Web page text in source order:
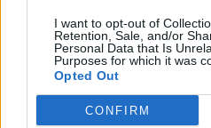
I want to opt-out of
Retention, Sale, and/or
Personal Data that Is
Purposes for which it was
Opted Out
CONFIRM
Willkommen in Texas!
Flyingeagle66
Antworten:
6
_Air_Lichtenberg_ Id
Antworten:
1